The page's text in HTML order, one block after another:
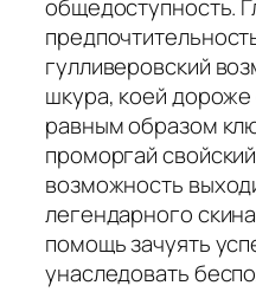
общедоступность.
гулливеровский
шкура, коей дороже
равным образом
проморгай
возможность
легендарного
помощь зачуять
унаследовать